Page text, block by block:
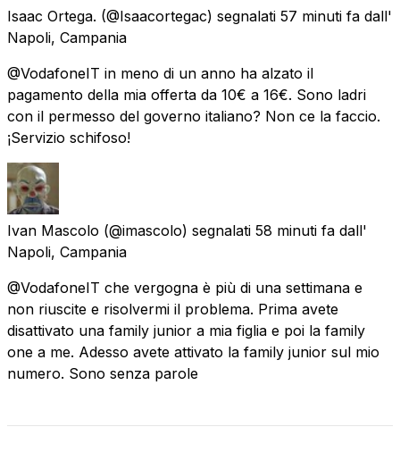
Isaac Ortega. (@Isaacortegac) segnalati 57 minuti fa dall'
Napoli, Campania
@VodafoneIT in meno di un anno ha alzato il
pagamento della mia offerta da 10€ a 16€. Sono ladri
con il permesso del governo italiano? Non ce la faccio.
¡Servizio schifoso!
Ivan Mascolo (@imascolo) segnalati 58 minuti fa dall'
Napoli, Campania
@VodafoneIT che vergogna è più di una settimana e
non riuscite e risolvermi il problema. Prima avete
disattivato una family junior a mia figlia e poi la family
one a me. Adesso avete attivato la family junior sul mio
numero. Sono senza parole